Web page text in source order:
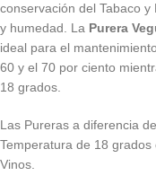
conservación del Tabaco
y humedad. La Purera
ideal para el
60 y el 70 por ciento
18 grados.
Las Pureras a diferencia
Temperatura de 18
Vinos.